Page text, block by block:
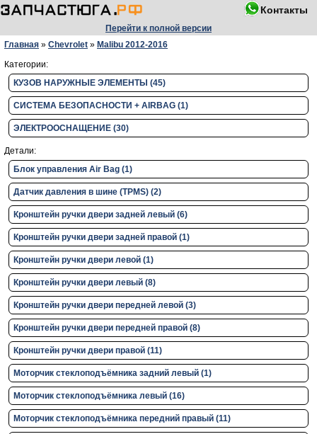
Контакты
Перейти к полной версии
Главная » Chevrolet » Malibu 2012-2016
Категории:
КУЗОВ НАРУЖНЫЕ ЭЛЕМЕНТЫ (45)
СИСТЕМА БЕЗОПАСНОСТИ + AIRBAG (1)
ЭЛЕКТРООСНАЩЕНИЕ (30)
Детали:
Блок управления Air Bag (1)
Датчик давления в шине (TPMS) (2)
Кронштейн ручки двери задней левый (6)
Кронштейн ручки двери задней правой (1)
Кронштейн ручки двери левой (1)
Кронштейн ручки двери левый (8)
Кронштейн ручки двери передней левой (3)
Кронштейн ручки двери передней правой (8)
Кронштейн ручки двери правой (11)
Моторчик стеклоподъёмника задний левый (1)
Моторчик стеклоподъёмника левый (16)
Моторчик стеклоподъёмника передний правый (11)